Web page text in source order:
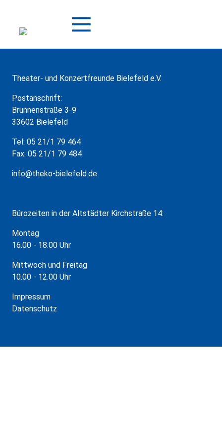
springen
Theater- und Konzertfreunde Bielefeld e.V.
Postanschrift:
Brunnenstraße 3-9
33602 Bielefeld
Tel: 05 21/1 79 464
Fax: 05 21/1 79 484
info@theko-bielefeld.de
Bürozeiten in der Altstädter Kirchstraße 14:
Montag
16.00 - 18.00 Uhr
Mittwoch und Freitag
10.00 - 12.00 Uhr
Impressum
Datenschutz